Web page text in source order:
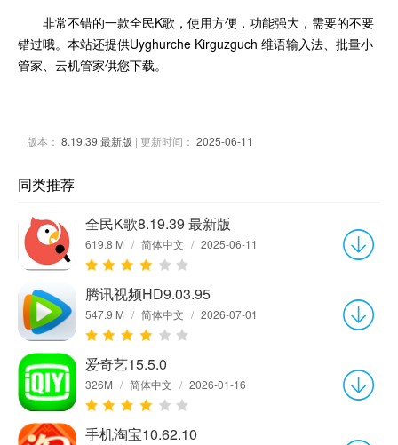
非常不错的一款全民K歌，使用方便，功能强大，需要的不要
错过哦。本站还提供Uyghurche Kirguzguch 维语输入法、批量小
管家、云机管家供您下载。
版本： 8.19.39 最新版 | 更新时间： 2025-06-11
同类推荐
全民K歌8.19.39 最新版
619.8 M / 简体中文 / 2025-06-11
腾讯视频HD9.03.95
547.9 M / 简体中文 / 2026-07-01
爱奇艺15.5.0
326M / 简体中文 / 2026-01-16
手机淘宝10.62.10